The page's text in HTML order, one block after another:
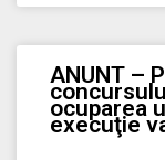
ANUNT –
ocuparea
execuţie